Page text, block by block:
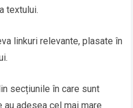
textului.
linkuri relevante, plasate în
secțiunile în care sunt
adesea cel mai mare